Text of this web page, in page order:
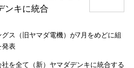
ンキに統合
ス（旧ヤマダ電機）が7月をめどに組
発表
を全て（新）ヤマダデンキに統合する